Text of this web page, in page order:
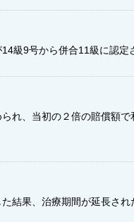
級9号から併合11級に認定
れ、当初の２倍の賠償額で
結果、治療期間が延長され